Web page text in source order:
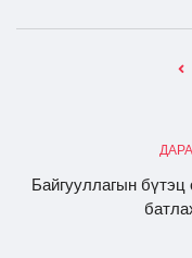
Байгууллагын бүтэц